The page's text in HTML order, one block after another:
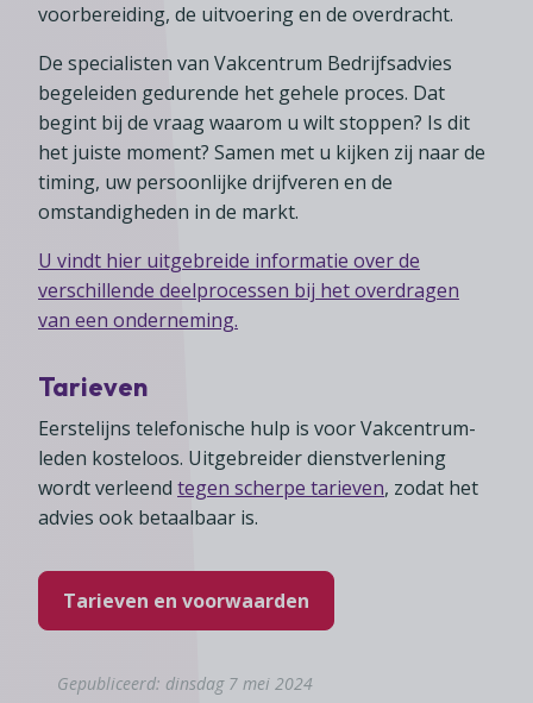
voorbereiding, de uitvoering en de overdracht.
De specialisten van Vakcentrum Bedrijfsadvies
begeleiden gedurende het gehele proces. Dat
begint bij de vraag waarom u wilt stoppen? Is dit
het juiste moment? Samen met u kijken zij naar de
timing, uw persoonlijke drijfveren en de
omstandigheden in de markt.
U vindt hier uitgebreide informatie over de
verschillende deelprocessen bij het overdragen
van een onderneming.
Tarieven
Eerstelijns telefonische hulp is voor Vakcentrum-
leden kosteloos. Uitgebreider dienstverlening
wordt verleend tegen scherpe tarieven, zodat het
advies ook betaalbaar is.
Tarieven en voorwaarden
Gepubliceerd: dinsdag 7 mei 2024